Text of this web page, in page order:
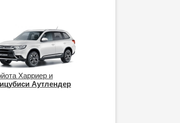
Харриер и
Аутлендер